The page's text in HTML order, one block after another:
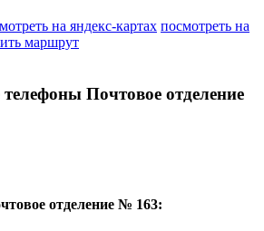
сочинений книжного клуба «Терра».
для корпоративных
почтовой связи, наружной рекламы,
рекламы);
на яндекс-картах посмотреть на
маршрут
телефоны Почтовое отделение
отделение № 163: